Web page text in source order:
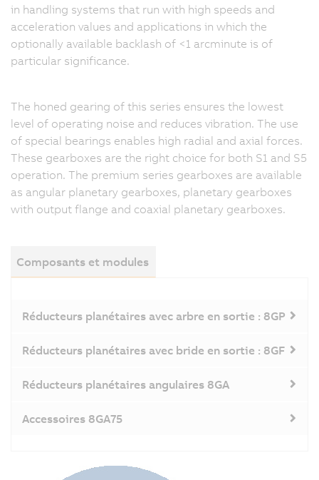
in handling systems that run with high speeds and
acceleration values and applications in which the
optionally available backlash of <1 arcminute is of
particular significance.
The honed gearing of this series ensures the lowest
level of operating noise and reduces vibration. The use
of special bearings enables high radial and axial forces.
These gearboxes are the right choice for both S1 and S5
operation. The premium series gearboxes are available
as angular planetary gearboxes, planetary gearboxes
with output flange and coaxial planetary gearboxes.
Composants et modules
Réducteurs planétaires avec arbre en sortie : 8GP
Réducteurs planétaires avec bride en sortie : 8GF
Réducteurs planétaires angulaires 8GA
Accessoires 8GA75